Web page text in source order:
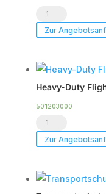
Voice
Acoustic
12
Menge
Zur
Heavy-Duty
501203000
Heavy-
Duty
für
Zur